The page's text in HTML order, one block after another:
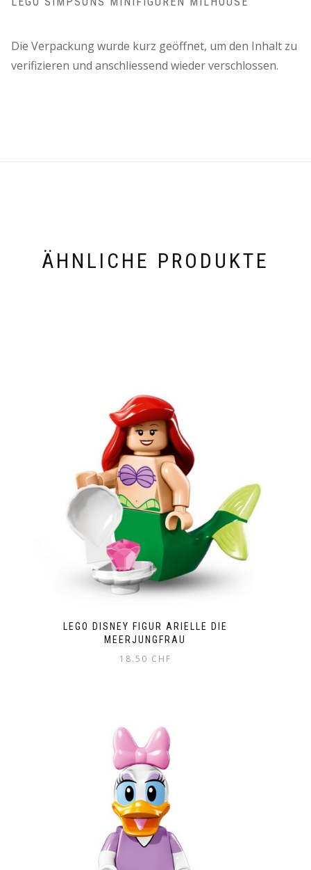
Die Verpackung wurde kurz geöffnet, um den Inhalt zu
verifizieren und anschliessend wieder verschlossen.
ÄHNLICHE PRODUKTE
LEGO DISNEY FIGUR ARIELLE DIE
MEERJUNGFRAU
18.50 CHF